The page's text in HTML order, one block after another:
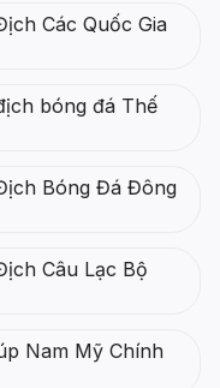
Các Quốc Gia
bóng đá Thế
Bóng Đá Đông
Câu Lạc Bộ
Nam Mỹ Chính